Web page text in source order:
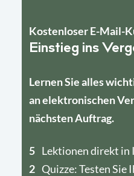
Kostenloser E-Mail-
Einstieg ins
Lernen Sie alles
an elektronischen
nächsten Auftrag.
5 Lektionen direkt in
2 Quizze: Testen Sie
4
1